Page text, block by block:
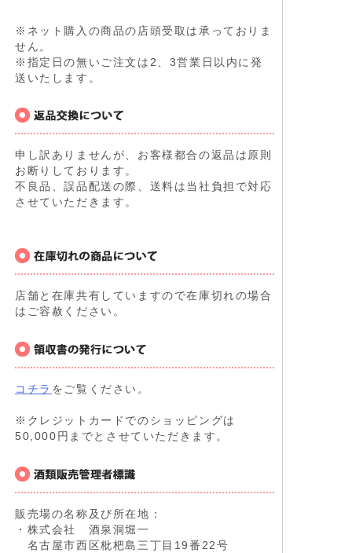
※ネット購入の商品の店頭受取は承っておりま
せん。
※指定日の無いご注文は2、3営業日以内に発
送いたします。
申し訳ありませんが、お客様都合の返品は原則
お断りしております。
不良品、誤品配送の際、送料は当社負担で対応
させていただきます。
店舗と在庫共有していますので在庫切れの場合
はご容赦ください。
コチラ をご覧ください。
※クレジットカードでのショッピングは
50,000円までとさせていただきます。
販売場の名称及び所在地：
・株式会社 酒泉洞堀一
名古屋市西区枇杷島三丁目19番22号